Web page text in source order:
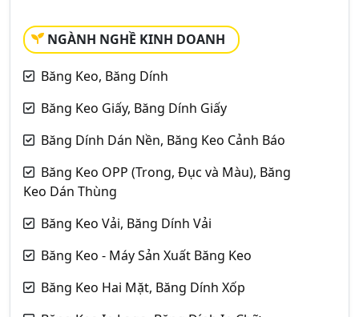
NGÀNH NGHỀ KINH DOANH
Băng Keo, Băng Dính
Băng Keo Giấy, Băng Dính Giấy
Băng Dính Dán Nền, Băng Keo Cảnh Báo
Băng Keo OPP (Trong, Đục và Màu), Băng
Keo Dán Thùng
Băng Keo Vải, Băng Dính Vải
Băng Keo - Máy Sản Xuất Băng Keo
Băng Keo Hai Mặt, Băng Dính Xốp